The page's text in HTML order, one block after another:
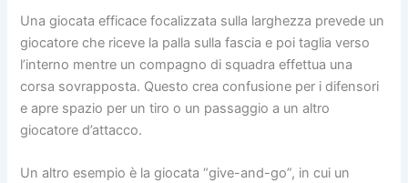
Una giocata efficace focalizzata sulla larghezza prevede un
giocatore che riceve la palla sulla fascia e poi taglia verso
l’interno mentre un compagno di squadra effettua una
corsa sovrapposta. Questo crea confusione per i difensori
e apre spazio per un tiro o un passaggio a un altro
giocatore d’attacco.
Un altro esempio è la giocata “give-and-go”, in cui un